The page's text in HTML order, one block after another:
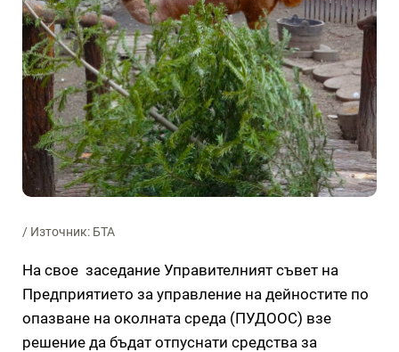
/ Източник: БТА
На свое заседание Управителният съвет на
Предприятието за управление на дейностите по
опазване на околната среда (ПУДООС) взе
решение да бъдат отпуснати средства за